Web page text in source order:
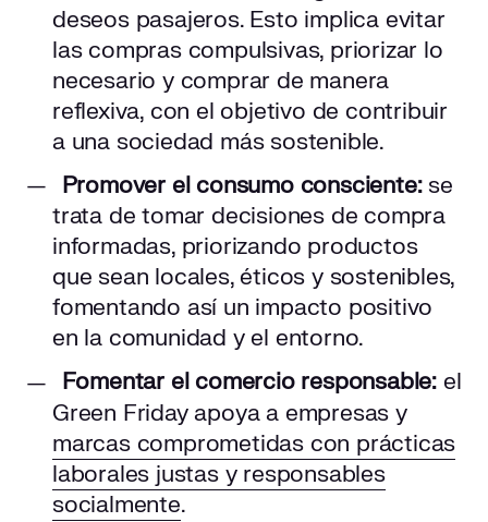
deseos pasajeros. Esto implica evitar
las compras compulsivas, priorizar lo
necesario y comprar de manera
reflexiva, con el objetivo de contribuir
a una sociedad más sostenible.
Promover el consumo consciente: se
trata de tomar decisiones de compra
informadas, priorizando productos
que sean locales, éticos y sostenibles,
fomentando así un impacto positivo
en la comunidad y el entorno.
Fomentar el comercio responsable: el
Green Friday apoya a empresas y
marcas comprometidas con prácticas
laborales justas y responsables
socialmente.